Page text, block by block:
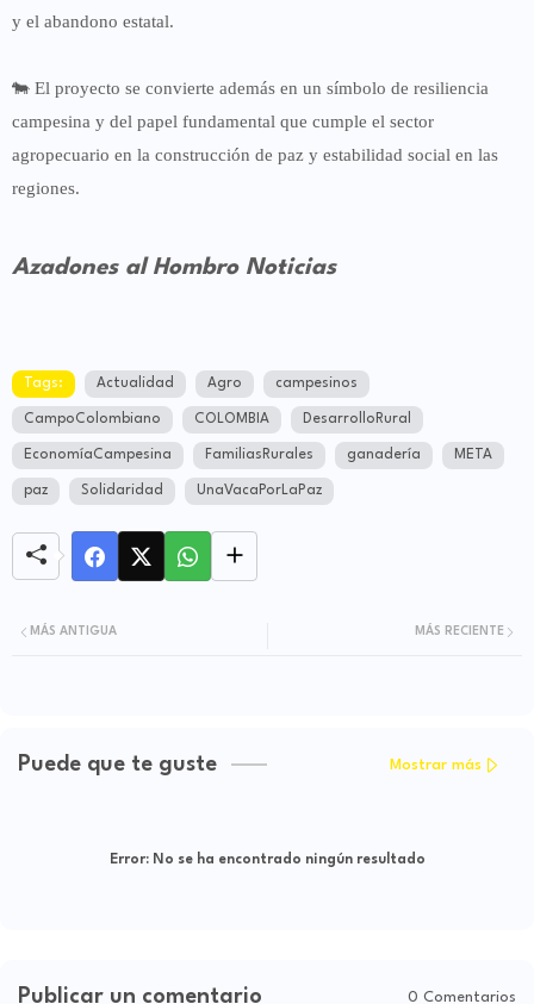
y el abandono estatal.
🐄 El proyecto se convierte además en un símbolo de resiliencia
campesina y del papel fundamental que cumple el sector
agropecuario en la construcción de paz y estabilidad social en las
regiones.
Azadones al Hombro Noticias
Tags: Actualidad Agro campesinos
CampoColombiano COLOMBIA DesarrolloRural
EconomíaCampesina FamiliasRurales ganadería META
paz Solidaridad UnaVacaPorLaPaz
MÁS RECIENTE
MÁS ANTIGUA
Puede que te guste Mostrar más
Error:No se ha encontrado ningún resultado
Publicar un comentario 0 Comentarios